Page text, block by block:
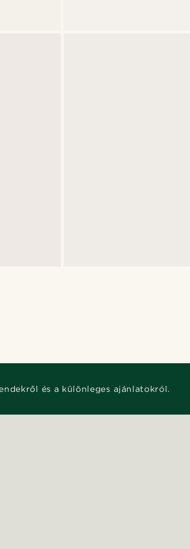
és a különleges ajánlatokról.